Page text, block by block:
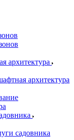
архитектура
архитектура
садовника